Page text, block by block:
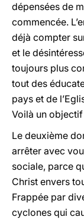
dépensées de
commencée.
déjà compter
et le
toujours plus
tout des
pays et de
Voilà un
Le deuxième
arrêter avec
sociale, parce
Christ envers
Frappée par
cyclones qui